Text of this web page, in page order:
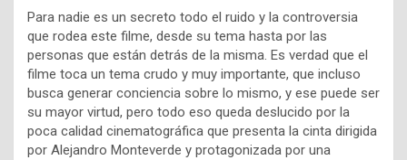
Para nadie es un secreto todo el ruido y la controversia
que rodea este filme, desde su tema hasta por las
personas que están detrás de la misma. Es verdad que el
filme toca un tema crudo y muy importante, que incluso
busca generar conciencia sobre lo mismo, y ese puede ser
su mayor virtud, pero todo eso queda deslucido por la
poca calidad cinematográfica que presenta la cinta dirigida
por Alejandro Monteverde y protagonizada por una